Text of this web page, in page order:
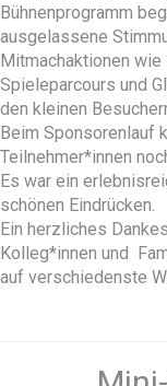
Bühnenprogramm
ausgelassene
Mitmachaktionen wie
Spieleparcours und
den kleinen
Beim Sponsorenlauf
Teilnehmer*innen
Es war ein
schönen Eindrücken.
Ein herzliches
Kolleg*innen und
auf verschiedenste